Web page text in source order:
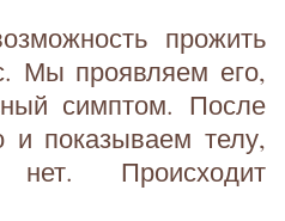
прожить
Мы проявляем его,
симптом. После
и показываем телу,
Происходит